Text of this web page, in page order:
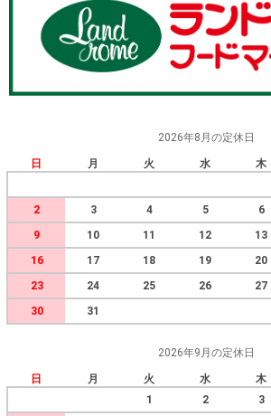
2026年8月の定休日
日 月 火 水 木
2
3 4 5 6
9
10 11 12 13
16
17 18 19 20
23
24 25 26 27
30
31
2026年9月の定休日
日 月 火 水 木
1
2 3